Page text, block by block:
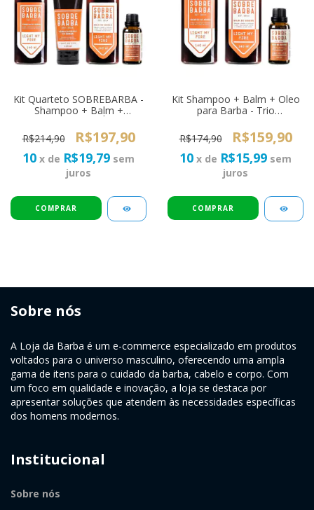
Kit Quarteto SOBREBARBA -
Shampoo + Balm +
Barba Light My Fire
R$214,90 R$197,90
10 x de R$19,79 sem
juros
Kit Shampoo + Balm + Oleo
para Barba - Trio
R$174,90
R$159,90
10 x de R$15,99 sem
juros
Sobre nós
A Loja da Barba é um e-commerce especializado em produtos
voltados para o universo masculino, oferecendo uma ampla
gama de itens para o cuidado da barba, cabelo e corpo. Com
um foco em qualidade e inovação, a loja se destaca por
apresentar soluções que atendem às necessidades específicas
dos homens modernos.
Institucional
Sobre nós